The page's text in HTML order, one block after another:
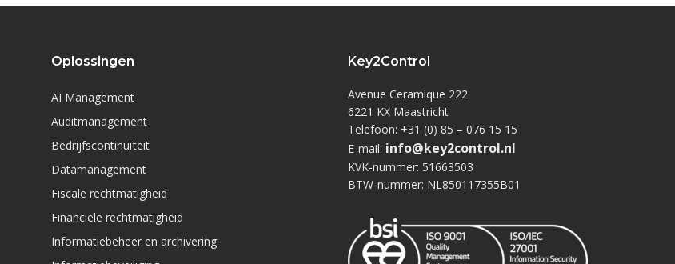
Oplossingen
AI Management
Auditmanagement
Bedrijfscontinuïteit
Datamanagement
Fiscale rechtmatigheid
Financiële rechtmatigheid
Informatiebeheer en archivering
Key2Control
Avenue Ceramique 222
6221 KX Maastricht
Telefoon: +31 (0) 85 – 076 15 15
E-mail: info@key2control.nl
KVK-nummer: 51663503
BTW-nummer: NL850117355B01